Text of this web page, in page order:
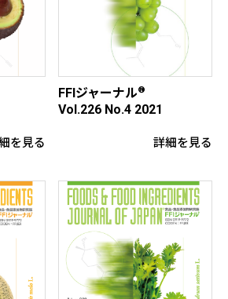
を見る
FFIジャーナル®
Vol.226 No.4 2021
詳細を見る